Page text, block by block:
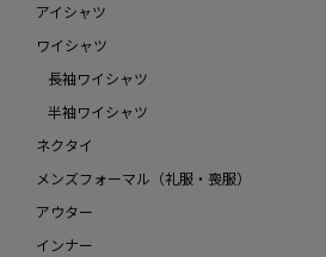
アイシャツ
ワイシャツ
長袖ワイシャツ
半袖ワイシャツ
ネクタイ
メンズフォーマル（礼服・喪服）
アウター
インナー